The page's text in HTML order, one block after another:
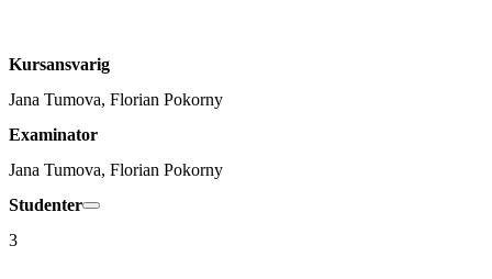
Kursansvarig
Jana Tumova, Florian Pokorny
Examinator
Jana Tumova, Florian Pokorny
Studenter
3